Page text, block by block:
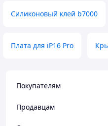
Силиконовый клей b7000
Плата для iP16 Pro
Покупателям
Продавцам